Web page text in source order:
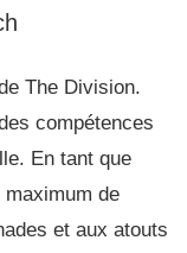
The Division.
compétences
En tant que
de
et aux atouts